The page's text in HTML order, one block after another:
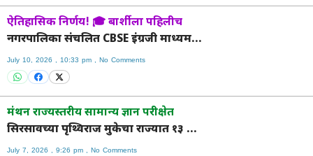
ऐतिहासिक निर्णय! 🎓 बार्शीला पहिलीच
नगरपालिका संचलित CBSE इंग्रजी माध्यम
शाळा; शासनाची अधिकृत मान्यता
July 10, 2026 10:33 pm No Comments
मंथन राज्यस्तरीय सामान्य ज्ञान परीक्षेत
सिरसावच्या पृथ्विराज मुकेचा राज्यात १३ वा,
जिल्ह्यात ४ था क्रमांक
July 7, 2026 9:26 pm No Comments